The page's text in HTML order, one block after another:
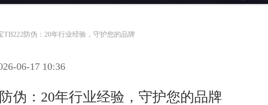
TB222防伪：20年行业经验，守护您的品牌
06-17 10:36
伪：20年行业经验，守护您的品牌